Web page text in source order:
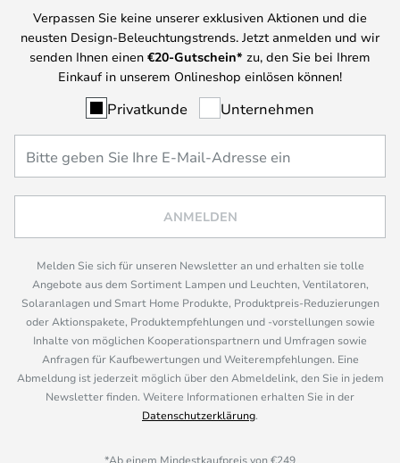
Verpassen Sie keine unserer exklusiven Aktionen und die
neusten Design-Beleuchtungstrends. Jetzt anmelden und wir
senden Ihnen einen €20-Gutschein* zu, den Sie bei Ihrem
Einkauf in unserem Onlineshop einlösen können!
Privatkunde Unternehmen
ANMELDEN
Melden Sie sich für unseren Newsletter an und erhalten sie tolle
Angebote aus dem Sortiment Lampen und Leuchten, Ventilatoren,
Solaranlagen und Smart Home Produkte, Produktpreis-Reduzierungen
oder Aktionspakete, Produktempfehlungen und -vorstellungen sowie
Inhalte von möglichen Kooperationspartnern und Umfragen sowie
Anfragen für Kaufbewertungen und Weiterempfehlungen. Eine
Abmeldung ist jederzeit möglich über den Abmeldelink, den Sie in jedem
Newsletter finden. Weitere Informationen erhalten Sie in der
Datenschutzerklärung.
*Ab einem Mindestkaufpreis von €249